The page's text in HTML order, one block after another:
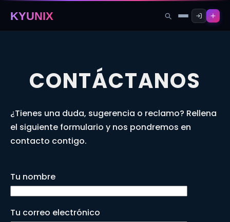
KYUNIX
CONTÁCTANOS
¿Tienes una duda, sugerencia o reclamo? Rellena
el siguiente formulario y nos pondremos en
contacto contigo.
Tu nombre
Tu correo electrónico